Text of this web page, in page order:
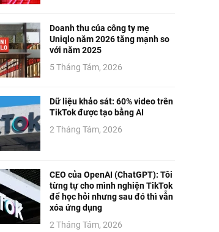
Doanh thu của công ty mẹ
Uniqlo năm 2026 tăng mạnh so
với năm 2025
5 Tháng Tám, 2026
Dữ liệu khảo sát: 60% video trên
TikTok được tạo bằng AI
2 Tháng Tám, 2026
CEO của OpenAI (ChatGPT): Tôi
từng tự cho mình nghiện TikTok
để học hỏi nhưng sau đó thì vẫn
xóa ứng dụng
2 Tháng Tám, 2026